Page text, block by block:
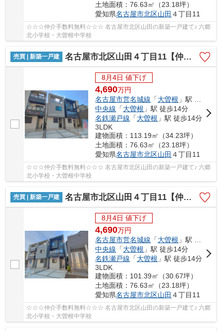
土地面積：76.63㎡（23.18坪）
愛知県名古屋市北区山田 ４丁目11
☆☆☆仲介手数料無料☆☆☆ 名古屋市北区山田の新築一戸建て♪ 六郷
北小学校・大曽根中学校
売買 | 新築一戸建 名古屋市北区山田４丁目11【仲介手数料無料】新築一戸建て 2号棟
8月4日 値下げ
4,690万円
名古屋市営名城線 「大曽根 」駅 徒歩14分
中央線 「大曽根 」駅 徒歩14分
名鉄瀬戸線 「大曽根 」駅 徒歩14分
3LDK
建物面積：113.19㎡（34.23坪）
土地面積：76.63㎡（23.18坪）
愛知県名古屋市北区山田 ４丁目11
☆☆☆仲介手数料無料☆☆☆ 名古屋市北区山田の新築一戸建て♪ 六郷
北小学校・大曽根中学校
売買 | 新築一戸建 名古屋市北区山田４丁目11【仲介手数料無料】新築一戸建て 3号棟
8月4日 値下げ
4,690万円
名古屋市営名城線 「大曽根 」駅 徒歩14分
中央線 「大曽根 」駅 徒歩14分
名鉄瀬戸線 「大曽根 」駅 徒歩14分
3LDK
建物面積：101.39㎡（30.67坪）
土地面積：76.63㎡（23.18坪）
愛知県名古屋市北区山田 ４丁目11
☆☆☆仲介手数料無料☆☆☆ 名古屋市北区山田の新築一戸建て♪ 六郷
北小学校・大曽根中学校